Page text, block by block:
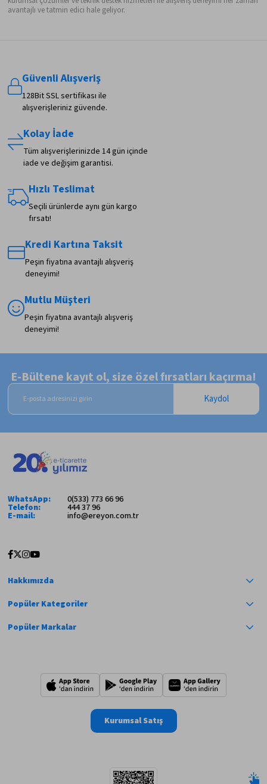
avantajlı ve tatmin edici hale geliyor.
Güvenli Alışveriş
128Bit SSL sertifikası ile
alışverişleriniz güvende.
Kolay İade
Tüm alışverişlerinizde 14 gün içinde
iade ve değişim garantisi.
Hızlı Teslimat
Seçili ürünlerde aynı gün kargo
fırsatı!
Kredi Kartına Taksit
Peşin fiyatına avantajlı alışveriş
deneyimi!
Mutlu Müşteri
Peşin fiyatına avantajlı alışveriş
deneyimi!
E-Bültene kayıt ol, size özel fırsatları kaçırma!
Kaydol
WhatsApp: 0(533) 773 66 96
Telefon: 444 37 96
E-mail: info@ereyon.com.tr
Hakkımızda
Popüler Kategoriler
Popüler Markalar
Kurumsal Satış